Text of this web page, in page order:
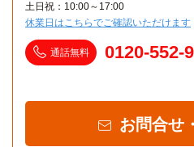
土日祝：10:00～17:00
休業日はこちらでご確認いただけます
通話無料 0120-552-
お問合せ